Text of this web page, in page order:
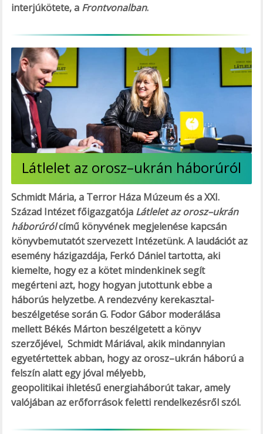
interjúkötete, a Frontvonalban.
Látlelet az orosz–ukrán háborúról
Schmidt Mária, a Terror Háza Múzeum és a XXI.
Század Intézet főigazgatója Látlelet az orosz–ukrán
háborúrólcímű könyvének megjelenése kapcsán
könyvbemutatót szervezett Intézetünk. A laudációt az
esemény házigazdája, Ferkó Dániel tartotta, aki
kiemelte, hogy ez a kötet mindenkinek segít
megérteni azt, hogy hogyan jutottunk ebbe a
háborús helyzetbe. A rendezvény kerekasztal-
beszélgetése során G. Fodor Gábor moderálása
mellett Békés Márton beszélgetett a könyv
szerzőjével, Schmidt Máriával, akik mindannyian
egyetértettek abban, hogy az orosz–ukrán háború a
felszín alatt egy jóval mélyebb,
geopolitikai ihletésű energiaháborút takar, amely
valójában az erőforrások feletti rendelkezésről szól.